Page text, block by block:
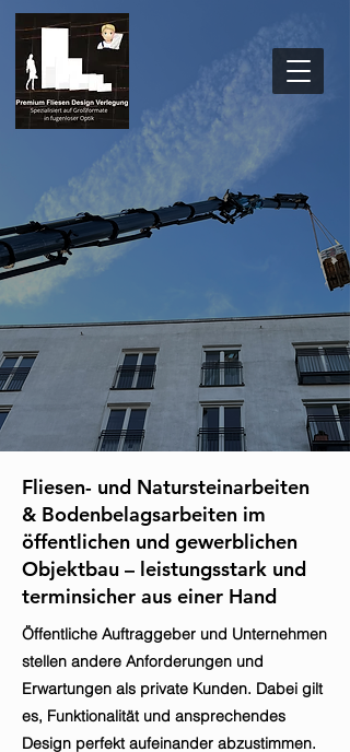
Fliesen- und Natursteinarbeiten
& Bodenbelagsarbeiten im
öffentlichen und gewerblichen
Objektbau – leistungsstark und
terminsicher aus einer Hand
Öffentliche Auftraggeber und Unternehmen
stellen andere Anforderungen und
Erwartungen als private Kunden. Dabei gilt
es, Funktionalität und ansprechendes
Design perfekt aufeinander abzustimmen.